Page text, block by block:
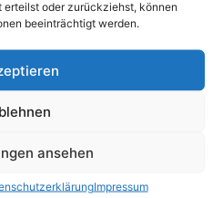
erteilst oder zurückziehst, können
beeinträchtigt werden.
ansehen
Impressum